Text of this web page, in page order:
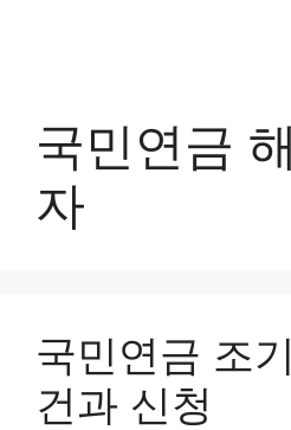
국민연금
자
국민연금 조
건과 신청